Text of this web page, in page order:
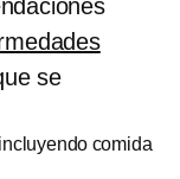
se
comida